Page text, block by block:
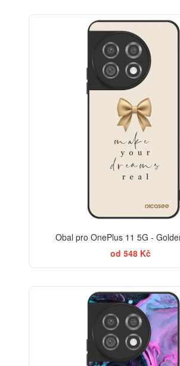
Obal pro OnePlus 11 5G -
od 548 Kč